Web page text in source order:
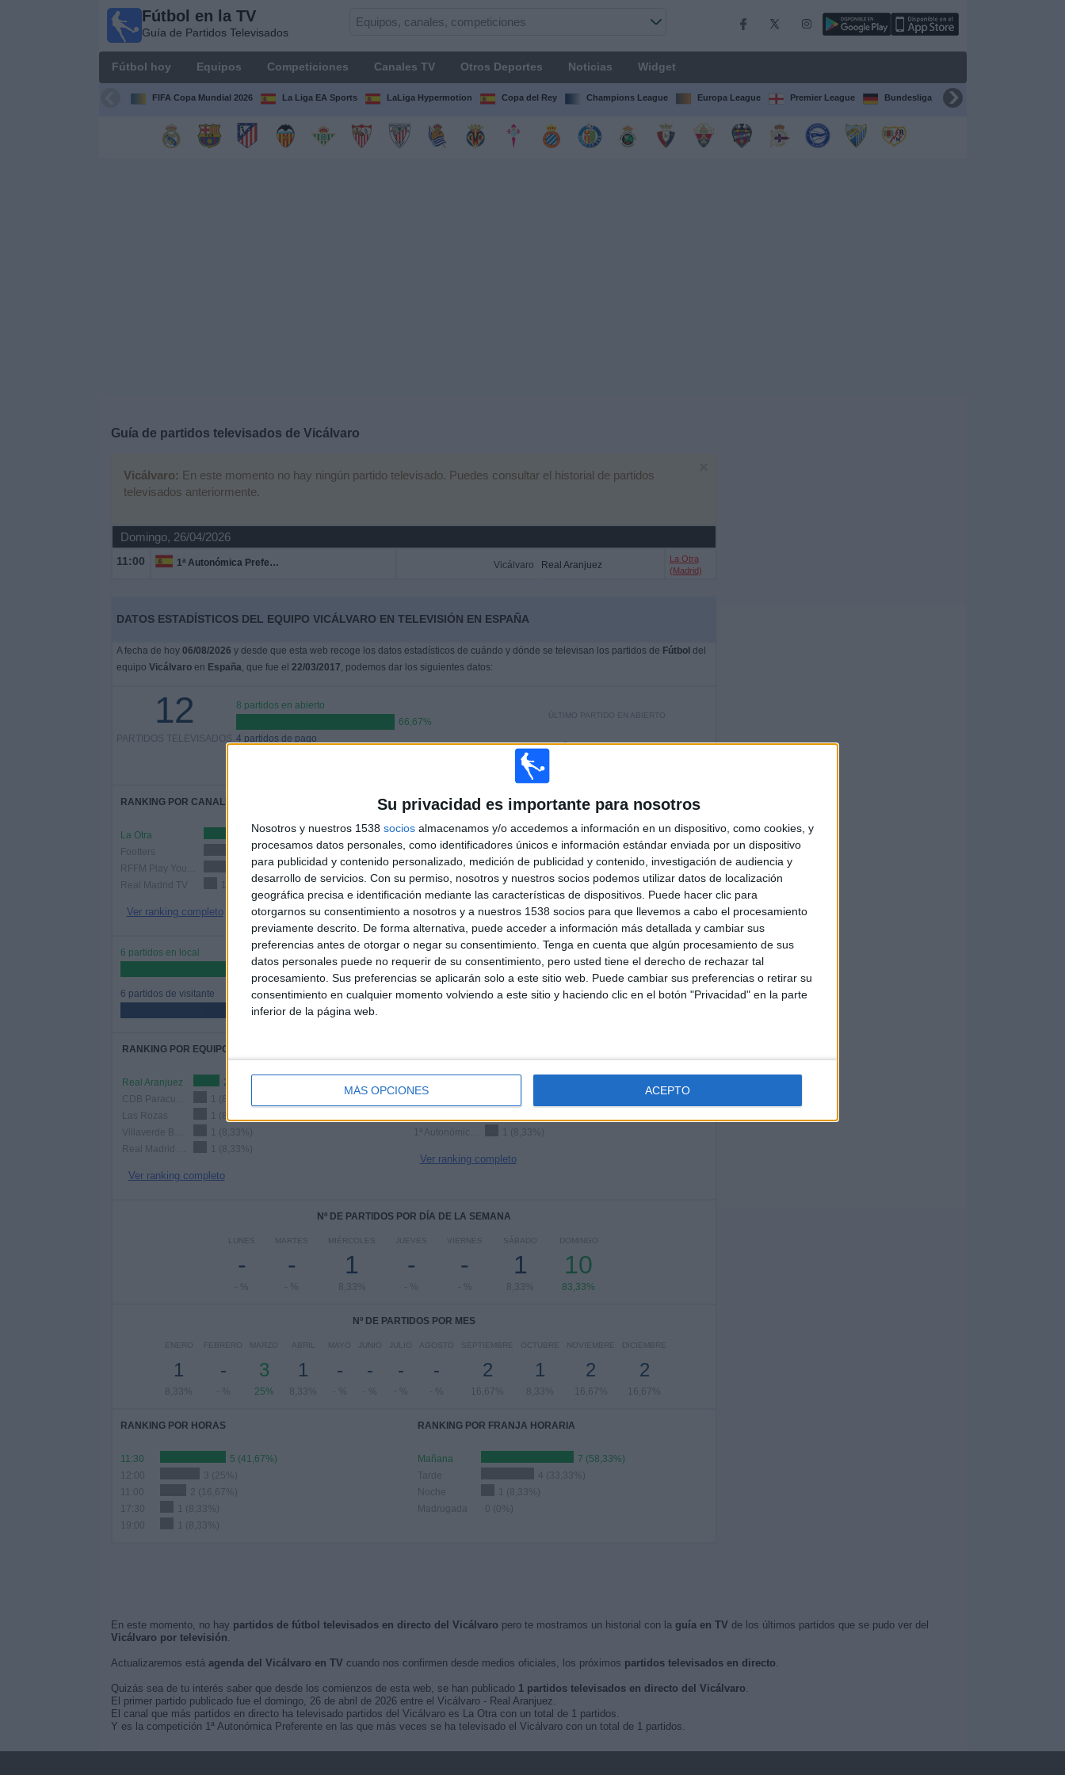
Su privacidad es importante para nosotros
Nosotros y nuestros 1538 socios almacenamos y/o accedemos a información en un dispositivo, como cookies, y
procesamos datos personales, como identificadores únicos e información estándar enviada por un dispositivo
para publicidad y contenido personalizado, medición de publicidad y contenido, investigación de audiencia y
desarrollo de servicios. Con su permiso, nosotros y nuestros socios podemos utilizar datos de localización
geográfica precisa e identificación mediante las características de dispositivos. Puede hacer clic para
otorgarnos su consentimiento a nosotros y a nuestros 1538 socios para que llevemos a cabo el procesamiento
previamente descrito. De forma alternativa, puede acceder a información más detallada y cambiar sus
preferencias antes de otorgar o negar su consentimiento. Tenga en cuenta que algún procesamiento de sus
datos personales puede no requerir de su consentimiento, pero usted tiene el derecho de rechazar tal
procesamiento. Sus preferencias se aplicarán solo a este sitio web. Puede cambiar sus preferencias o retirar su
consentimiento en cualquier momento volviendo a este sitio y haciendo clic en el botón "Privacidad" en la parte
inferior de la página web.
MÁS OPCIONES ACEPTO
Fútbol en la TV
Guía de Partidos Televisados
Fútbol hoy Equipos Competiciones Canales TV Otros Deportes Noticias Widget
FIFA Copa Mundial 2026 La Liga EA Sports LaLiga Hypermotion Copa del Rey Champions League Europa League Premier League Bundesliga Supercopa de España
Guía de partidos televisados de Vicálvaro
Vicálvaro: En este momento no hay ningún partido televisado. Puedes consultar el historial de partidos
televisados anteriormente.
Domingo, 26/04/2026
11:00 1ª Autonómica Preferente Vicálvaro Real Aranjuez
La Otra
(Madrid)
DATOS ESTADÍSTICOS DEL EQUIPO VICÁLVARO EN TELEVISIÓN EN ESPAÑA
A fecha de hoy 06/08/2026 y desde que esta web recoge los datos estadísticos de cuándo y dónde se televisan los partidos de Fútbol del
equipo Vicálvaroen España, que fue el 22/03/2017, podemos dar los siguientes datos:
12
PARTIDOS TELEVISADOS
8 partidos en abierto
66,67%
4 partidos de pago
ÚLTIMO PARTIDO EN ABIERTO
Vicálvaro - Real Aranjuez
26/04/2026 1ª Autonómica Preferente por La
RANKING POR CANALES
La Otra
6 (50%)
Footters
4 (33,33%)
2 (16,67%)
Real Madrid TV
1 (8,33%)
Ver ranking completo
TOTAL
4
CANALES TV
DÍAS
101
SIN PARTIDO
GRATUÍTO
PARTIDOS
0
DE PAGO
6 partidos en local
6 partidos de visitante
50%
TOTAL
11
MÁXIMO
2
TOTAL
4
RANKING POR EQUIPOS
Real Aranjuez
2 (16,67%)
1 (8,33%)
Las Rozas
1 (8,33%)
1 (8,33%)
1 (8,33%)
Ver ranking completo
1 (8,33%)
Ver ranking completo
Nº DE PARTIDOS POR DÍA DE LA SEMANA
LUNES
-
- %
MARTES
-
- %
MIÉRCOLES
1
8,33%
JUEVES
-
- %
VIERNES
-
- %
SÁBADO
1
8,33%
DOMINGO
10
83,33%
Nº DE PARTIDOS POR MES
ENERO
1
8,33%
FEBRERO
-
- %
MARZO
3
25%
ABRIL
1
8,33%
MAYO
-
- %
JUNIO
-
- %
JULIO
-
- %
AGOSTO
-
- %
SEPTIEMBRE
2
16,67%
OCTUBRE
1
8,33%
NOVIEMBRE
2
16,67%
DICIEMBRE
2
16,67%
RANKING POR HORAS
11:30
5 (41,67%)
12:00
3 (25%)
2 (16,67%)
17:30
1 (8,33%)
19:00
1 (8,33%)
RANKING POR FRANJA HORARIA
Mañana
7 (58,33%)
Tarde
4 (33,33%)
Noche
1 (8,33%)
Madrugada
0 (0%)
En este momento, no hay partidos de fútbol televisados en directo del Vicálvaro pero te mostramos un historial con la guía en TV de los últimos partidos que se pudo ver del
Vicálvaro por televisión.
Actualizaremos está agenda del Vicálvaro en TV cuando nos confirmen desde medios oficiales, los próximos partidos televisados en directo.
Quizás sea de tu interés saber que desde los comienzos de esta web, se han publicado 1 partidos televisados en directo del Vicálvaro.
El primer partido publicado fue el domingo, 26 de abril de 2026 entre el Vicálvaro - Real Aranjuez.
El canal que más partidos en directo ha televisado partidos del Vicálvaro es La Otra con un total de 1 partidos.
Y es la competición 1ª Autonómica Preferente en las que más veces se ha televisado el Vicálvaro con un total de 1 partidos.